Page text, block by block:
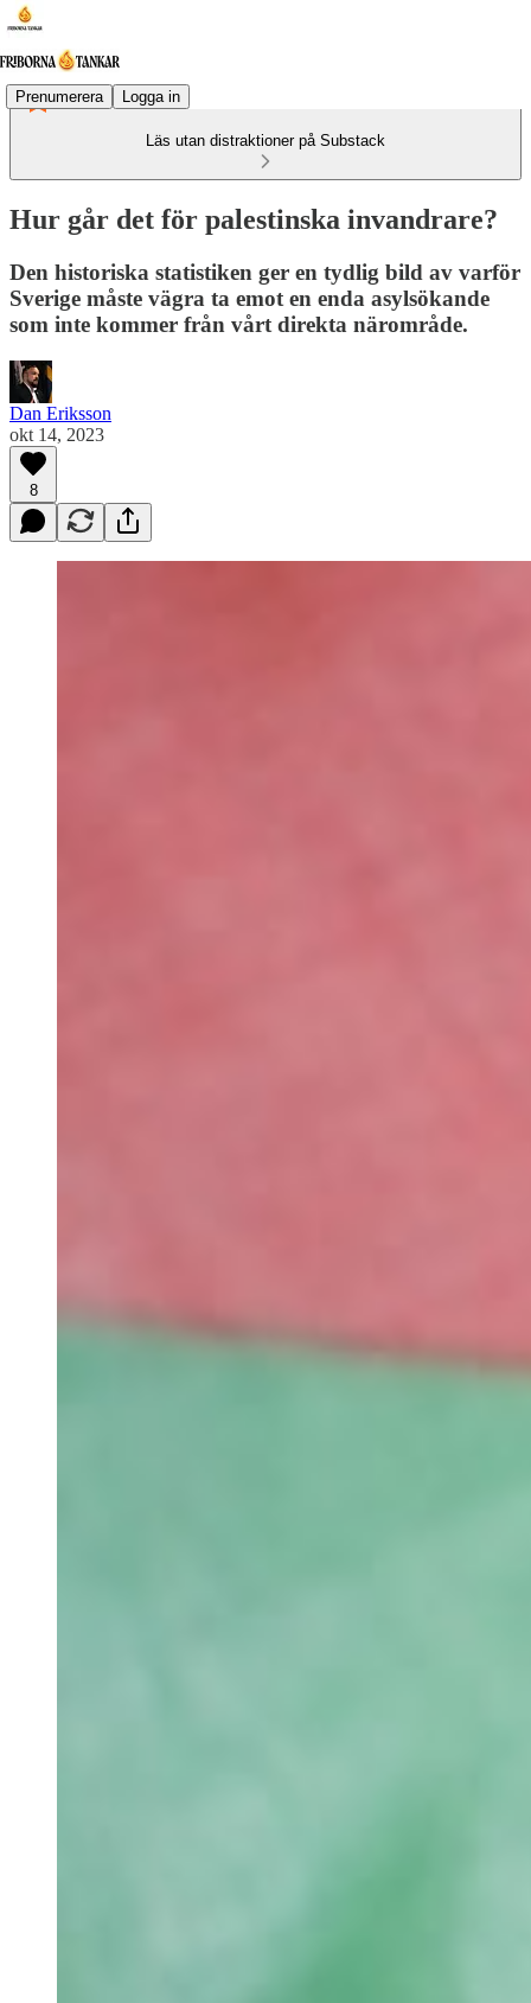
Prenumerera Logga in
Läs utan distraktioner på Substack
Hur går det för palestinska invandrare?
Den historiska statistiken ger en tydlig bild av varför
Sverige måste vägra ta emot en enda asylsökande
som inte kommer från vårt direkta närområde.
Dan Eriksson
okt 14, 2023
8